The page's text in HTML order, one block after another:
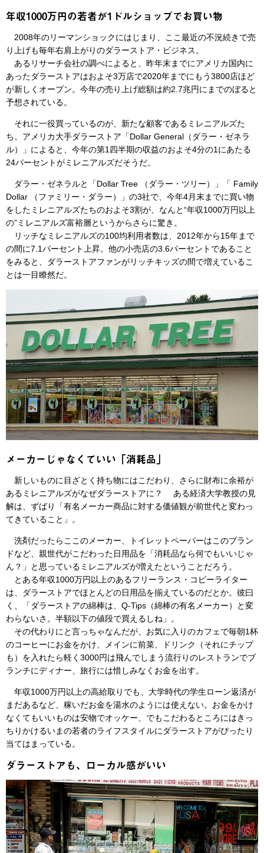
年収1000万円の若者が1ドルショップでお買い物
2008年のリーマンショックにはじまり、ここ最近の不況続きで売
り上げも毎年右肩上がりのダラーストア・ビジネス。
あるリサーチ会社の調べによると、昨年末までにアメリカ国内に
あったダラーストアはおよそ3万店で2020年までにもう3800店ほど
が新しくオープン。今年の売り上げ総額は約2.7兆円にまでのぼると
予想されている。
それに一役買っているのが、新たな顧客であるミレニアルズた
ち。アメリカ大手ダラーストア「Dollar General（ダラー・ゼネラ
ル）」によると、今年の第1四半期の収益のおよそ4分の1にあたる
24パーセントがミレニアルズだそうだ。
ダラー・ゼネラルと「Dollar Tree （ダラー・ツリー）」「 Family
Dollar （ファミリー・ダラー）」の3社で、今年4月末までに買い物
をしたミレニアルズたちのおよそ3割が、なんと“年収1000万円以上
の”ミレニアルズ富裕層というからさらに驚き。
リッチなミレニアルズの100均利用者数は、2012年から15年まで
の間に7.1パーセント上昇。他の小売店の3.6パーセントであること
をみると、ダラーストアファンがリッチキッズの間で増えているこ
とは一目瞭然だ。
メーカーじゃなくていい「消耗品」
新しいものに目ざとく持ち物にはこだわり、さらに財布に余裕が
あるミレニアルズがなぜダラーストアに？ ある経済大学教授の見
解は、ずばり「有名メーカー商品に対する価値観が前世代と変わっ
てきていること」。
洗剤だったらここのメーカー、トイレットペーパーはこのブラン
ドなど、親世代がこだわった日用品を「消耗品なら何でもいいじゃ
ん？」と思っているミレニアルズが増えたということだろう。
とある年収1000万円以上のあるフリーランス・コピーライター
は、ダラーストアでほとんどの日用品を揃えているのだとか。彼曰
く、「ダラーストアの綿棒は、Q-Tips（綿棒の有名メーカー）と変
わらないさ。半額以下の値段で買えるしね」。
その代わりにと言っちゃなんだが、お気に入りのカフェで毎朝1杯
のコーヒーにお金をかけ、メインに前菜、ドリンク（それにチップ
も）を入れたら軽く3000円は飛んでしまう流行りのレストランでブ
ランチにディナー、旅行には惜しみなくお金を出す。
年収1000万円以上の高給取りでも、大学時代の学生ローン返済が
まだあるなど、稼いだお金を湯水のようには使えない。お金をかけ
なくてもいいものは安物でオッケー、でもこだわるところにはきっ
ちりかけるいまの若者のライフスタイルにダラーストアがぴったり
当てはまっている。
ダラーストアも、ローカル感がいい